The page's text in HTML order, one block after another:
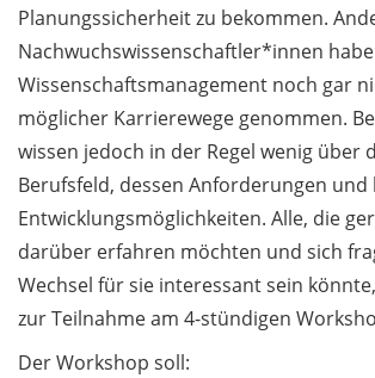
Academic and non-
academic Career
Counseling Sessions
(including CV/application
check) – book your slot for
July now
ScieCon Berlin (18 June
2026)
BioBusiness Summer
School, 22-26 June 2026
(Amsterdam)
Planungssicherheit zu bekommen.
Nachwuchswissenschaftler*innen
Wissenschaftsmanagement noch gar
möglicher Karrierewege genommen.
wissen jedoch in der Regel wenig über
Berufsfeld, dessen Anforderungen
Entwicklungsmöglichkeiten. Alle, die
darüber erfahren möchten und sich
Wechsel für sie interessant sein
zur Teilnahme am 4-stündigen
Der Workshop soll: